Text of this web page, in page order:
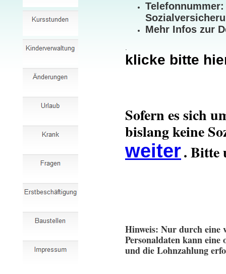
Mehr Infos zur
klicke bitte
Hinweis: Nur durch eine
Personaldaten kann eine
und die Lohnzahlung
Sofern es sich
bislang keine
weiter. Bitte